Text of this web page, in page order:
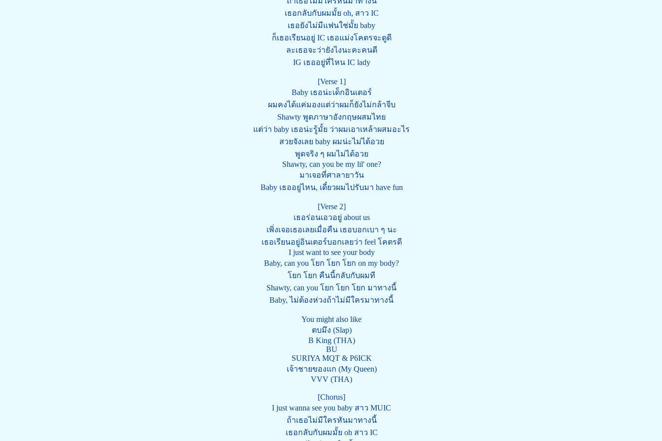
เธอกลับกับผมมั้ย oh, สาว IC
เธอยังไม่มีแฟนใช่มั้ย baby
ก็เธอเรียนอยู่ IC เธอแม่งโคตรจะดูดี
ละเธอจะว่ายังไงนะคะคนดี
IG เธออยู่ที่ไหน IC lady
[Verse 1]
Baby เธอน่ะเด็กอินเตอร์
ผมคงได้แค่มองแต่ว่าผมก็ยังไม่กล้าจีบ
Shawty พูดภาษาอังกฤษผสมไทย
แต่ว่า baby เธอน่ะรู้มั้ย ว่าผมเอาเหล้าผสมอะไร
สวยจังเลย baby ผมน่ะไม่ได้อวย
พูดจริง ๆ ผมไม่ได้อวย
Shawty, can you be my lil' one?
มาเจอที่ศาลายาวัน
Baby เธออยู่ไหน, เดี๋ยวผมไปรับมา have fun
[Verse 2]
เธอร่อนเอวอยู่ about us
เพิ่งเจอเธอเลยเมื่อคืน เธอบอกเบา ๆ นะ
เธอเรียนอยู่อินเตอร์บอกเลยว่า feel โคตรดี
I just want to see your body
Baby, can you โยก โยก โยก on my body?
โยก โยก คืนนี้กลับกับผมที
Shawty, can you โยก โยก โยก มาทางนี้
Baby, ไม่ต้องห่วงถ้าไม่มีใครมาทางนี้
You might also like
ตบมึง (Slap)
B King (THA)
BU
SURIYA MQT & P6ICK
เจ้าชายของแก (My Queen)
VVV (THA)
[Chorus]
I just wanna see you baby สาว MUIC
ถ้าเธอไม่มีใครหันมาทางนี้
เธอกลับกับผมมั้ย oh สาว IC